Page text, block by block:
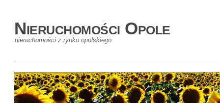
Nieruchomości Opole
nieruchomości z rynku opolskiego